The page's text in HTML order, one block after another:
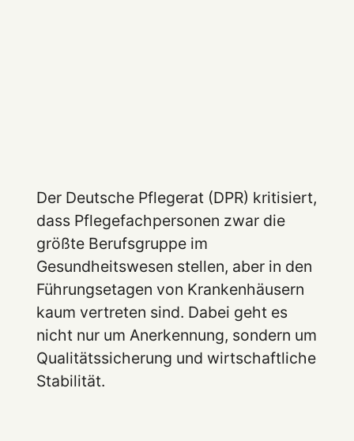
Der Deutsche Pflegerat (DPR) kritisiert,
dass Pflegefachpersonen zwar die
größte Berufsgruppe im
Gesundheitswesen stellen, aber in den
Führungsetagen von Krankenhäusern
kaum vertreten sind. Dabei geht es
nicht nur um Anerkennung, sondern um
Qualitätssicherung und wirtschaftliche
Stabilität.